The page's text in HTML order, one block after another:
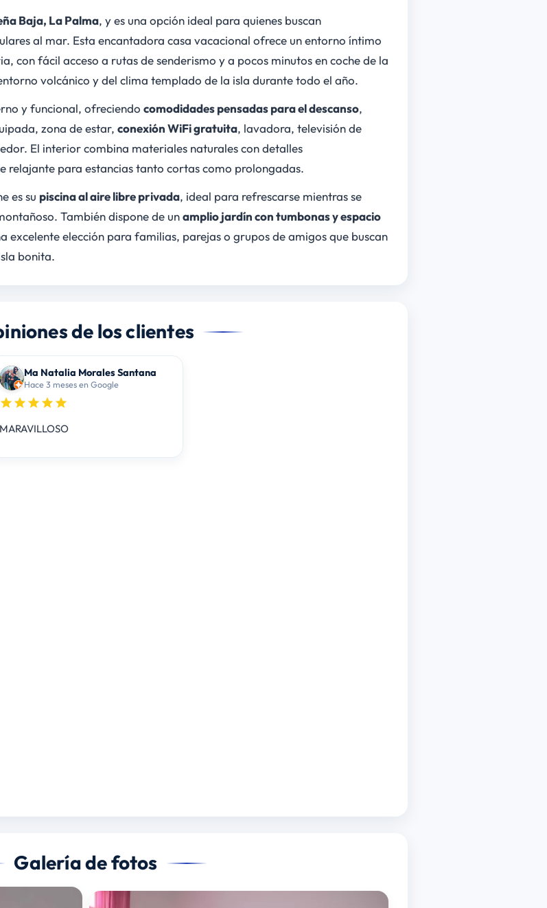
Baja, La Palma, y es una opción ideal para quienes buscan
al mar. Esta encantadora casa vacacional ofrece un entorno íntimo
con fácil acceso a rutas de senderismo y a pocos minutos en coche de la
volcánico y del clima templado de la isla durante todo el año.
y funcional, ofreciendo comodidades pensadas para el descanso,
zona de estar, conexión WiFi gratuita, lavadora, televisión de
El interior combina materiales naturales con detalles
relajante para estancias tanto cortas como prolongadas.
es su piscina al aire libre privada, ideal para refrescarse mientras se
También dispone de unamplio jardín con tumbonas y espacio
excelente elección para familias, parejas o grupos de amigos que buscan
bonita.
de los clientes
Ma Natalia Morales Santana
Hace 3 meses en Google
MARAVILLOSO
Galería de fotos